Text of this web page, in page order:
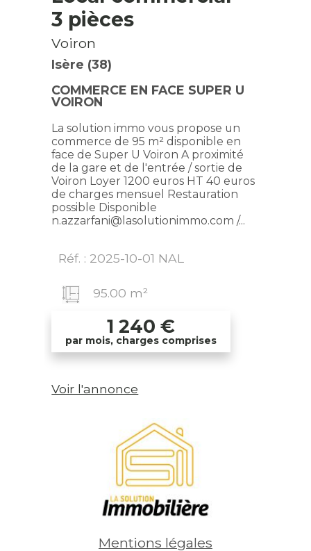
3 pièces
Voiron
Isère (38)
COMMERCE EN FACE SUPER U
VOIRON
La solution immo vous propose un
commerce de 95 m² disponible en
face de Super U Voiron A proximité
de la gare et de l'entrée / sortie de
Voiron Loyer 1200 euros HT 40 euros
de charges mensuel Restauration
possible Disponible
n.azzarfani@lasolutionimmo.com /...
1 240 €
par mois, charges comprises
Réf. : 2025-10-01 NAL
95.00 m²
Voir l'annonce
Mentions légales